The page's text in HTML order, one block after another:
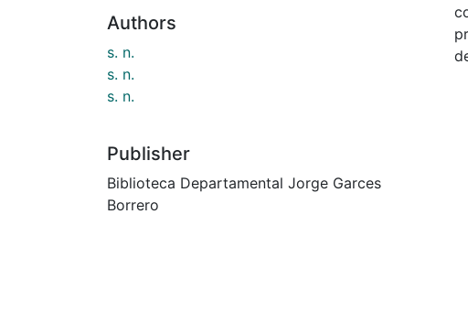
Authors
s. n.
s. n.
s. n.
Publisher
Biblioteca Departamental Jorge Garces
Borrero